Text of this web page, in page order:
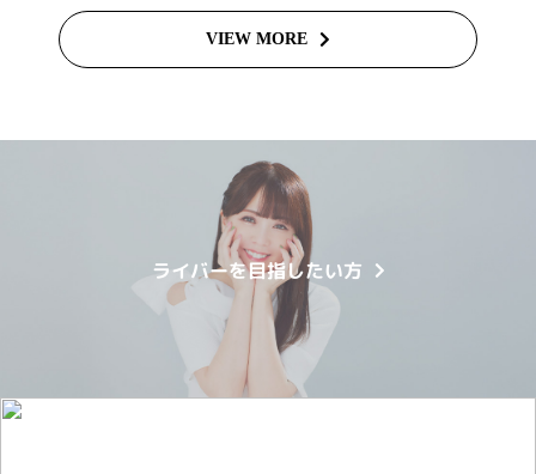
VIEW MORE
ライバーを目指したい方